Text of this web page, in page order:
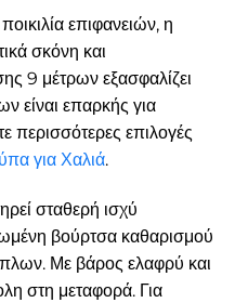
επιφανειών, η
σκόνη και
9 μέτρων εξασφαλίζει
είναι επαρκής για
περισσότερες επιλογές
για Χαλιά.
σταθερή ισχύ
βούρτσα καθαρισμού
Με βάρος ελαφρύ και
στη μεταφορά. Για